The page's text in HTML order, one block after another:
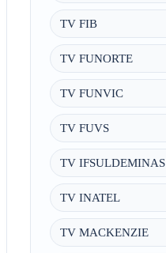
TV FIB
TV FUNORTE
TV FUNVIC
TV FUVS
TV IFSULDEMINAS
TV INATEL
TV MACKENZIE